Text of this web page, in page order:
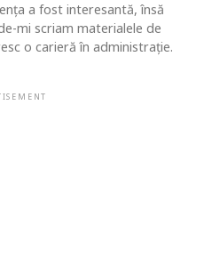
a fost interesantă, însă
mi scriam materialele de
o carieră în administrație.